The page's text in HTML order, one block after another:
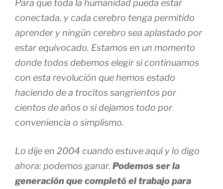
Para que toda la humanidad pueda estar
conectada, y cada cerebro tenga permitido
aprender y ningún cerebro sea aplastado por
estar equivocado. Estamos en un momento
donde todos debemos elegir si continuamos
con esta revolución que hemos estado
haciendo de a trocitos sangrientos por
cientos de años o si dejamos todo por
conveniencia o simplismo.
Lo dije en 2004 cuando estuve aquí y lo digo
ahora: podemos ganar. Podemos ser la
generación que completó el trabajo para